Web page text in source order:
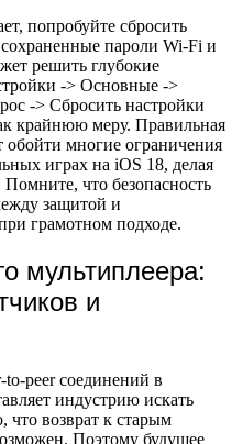
попробуйте сбросить
пароли Wi-Fi и
решить глубокие
-> Основные ->
-> Сбросить настройки
крайнюю меру. Правильная
обойти многие ограничения
играх на iOS 18, делая
что безопасность
защитой и
грамотном подходе.
мультиплеера:
и
peer соединений в
индустрию искать
что возврат к старым
Поэтому будущее